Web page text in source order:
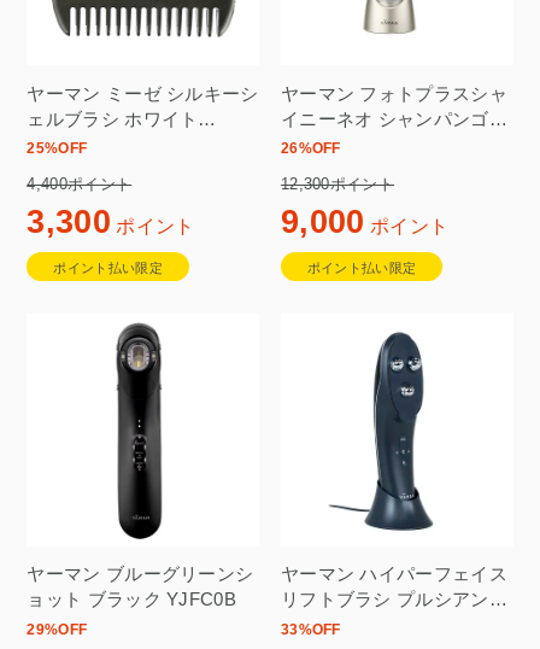
ヤーマン ミーゼ シルキーシ
ェルブラシ ホワイト
MS90W
25%OFF
4,400ポイント
3,300 ポイント
ポイント払い限定
ヤーマン フォトプラスシャ
イニーネオ シャンパンゴー
ルド YJFM18N
26%OFF
12,300ポイント
9,000 ポイント
ポイント払い限定
ヤーマン ブルーグリーンシ
ョット ブラック YJFC0B
29%OFF
ヤーマン ハイパーフェイス
リフトブラシ プルシアンブ
ルー×ブラック YJFD0L
33%OFF